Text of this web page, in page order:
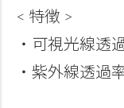
< 特徴 >
・可視光線透
・紫外線透過